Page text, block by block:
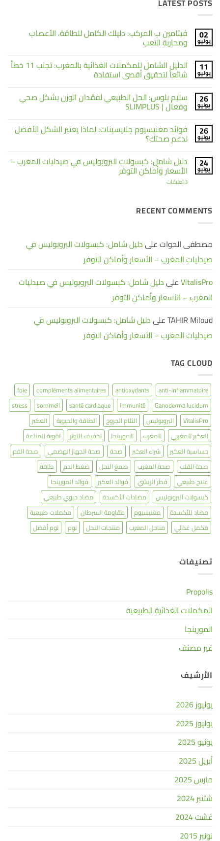
02
يوليو
فيتامين ب المركب: دليلك الكامل للطاقة، الأعصاب
ومحاربة التعب
توجد
تعليقات
على
فيتامين
دليلك
الكامل
للطاقة،
ومحاربة
التعب
11
يوليو
الدليل الشامل للمكملات الغذائية بالمغرب: تجنب 11 خطأ
شائعاً لتحقيق أقصى استفادة
توجد
تعليقات
على
الدليل
للمكملات
الغذائية
بالمغرب:
تجنب
شائعاً
لتحقيق
أقصى
استفادة
26
يونيو
سليم بلوس: الحل الطبيعي لفقدان الوزن بشكل صحي
وفعال | SLIMPLUS
توجد
تعليقات
على
سليم
الطبيعي
لفقدان
الوزن
بشكل
صحي
SLIMPLUS
26
يونيو
فوائد مغنيسيوم جلايسينات: لماذا يعتبر الشكل الأفضل
لدعم صحتك؟
توجد
تعليقات
على
فوائد
مغنيسيوم
جلايسينات:
الشكل
الأفضل
24
يونيو
دليل شامل: كبسولات البروبوليس في صيدليات المغرب –
الأسعار وأماكن التوفر
3 تعليقات على
البروبوليس
في
الأسعار
وأماكن
RECENT COMMENTS
مصطفى الحواتعلىدليل شامل: كبسولات البروبوليس في
صيدليات المغرب – الأسعار وأماكن التوفر
VitalisProعلىدليل شامل: كبسولات البروبوليس في صيدليات
المغرب – الأسعار وأماكن التوفر
TAHIR Miloudعلىدليل شامل: كبسولات البروبوليس في
صيدليات المغرب – الأسعار وأماكن التوفر
TAG CLOUD
anti-inflammatoire
antioxydants
compléments alimentaires
foie
Ganoderma lucidum
immunité
santé cardiaque
sommeil
stress
VitalisPro
البروبوليس التئام الجروح الطاقة والحيوية
العكبر
العكبر المغربي
المغرب المورينجا تخفيف التوتر
تقوية المناعة
حساسية العكبر
شراء العكبر صحة صحة الجهاز الهضمي
صحة الفم
صحة القلب
صحة المغرب صمغ النحل ضغط الدم
طاقة
علاج طبيعي
فطر الريشي فوائد العكبر
فوائد المورينجا
كبسولات البروبوليس
مضادات الأكسدة
مضاد حيوي طبيعي
مضاد للأكسدة
مغنيسيوم مقاومة السرطان
مكملات طبيعية
مكمل غذائي
مناحل المغرب منتجات النحل نوم نوم أفضل
تصنيفات
Propolis
المكملات الغذائية الطبيعية
المورينجا
غير مصنف
الأرشيف
يوليوز 2026
يوليوز 2025
يونيو 2025
أبريل 2025
مارس 2025
شتنبر 2024
غشت 2024
نونبر 2015